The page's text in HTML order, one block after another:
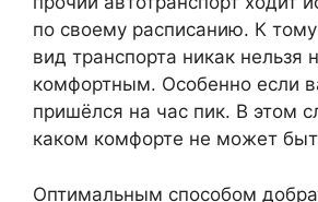
по своему расписанию. К
вид транспорта никак нельзя
комфортным. Особенно если
пришёлся на час пик. В этом
каком комфорте не может
Оптимальным способом